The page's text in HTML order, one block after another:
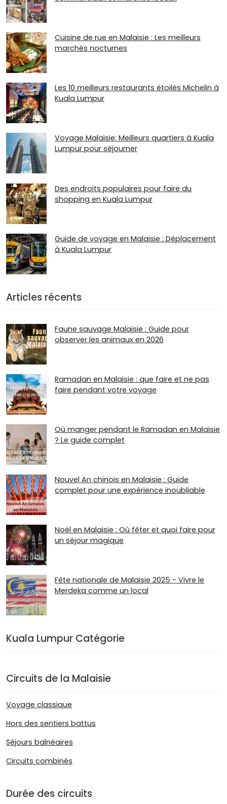
Cuisine de rue en Malaisie : Les meilleurs
marchés nocturnes
Les 10 meilleurs restaurants étoilés Michelin à
Kuala Lumpur
Voyage Malaisie: Meilleurs quartiers à Kuala
Lumpur pour séjourner
Des endroits populaires pour faire du
shopping en Kuala Lumpur
Guide de voyage en Malaisie : Déplacement
à Kuala Lumpur
Articles récents
Faune sauvage Malaisie : Guide pour
observer les animaux en 2026
Ramadan en Malaisie : que faire et ne pas
faire pendant votre voyage
Où manger pendant le Ramadan en Malaisie
? Le guide complet
Nouvel An chinois en Malaisie : Guide
complet pour une expérience inoubliable
Noël en Malaisie : Où fêter et quoi faire pour
un séjour magique
Fête nationale de Malaisie 2025 - Vivre le
Merdeka comme un local
Kuala Lumpur Catégorie
Circuits de la Malaisie
Voyage classique
Hors des sentiers battus
Séjours balnéaires
Circuits combinés
Durée des circuits